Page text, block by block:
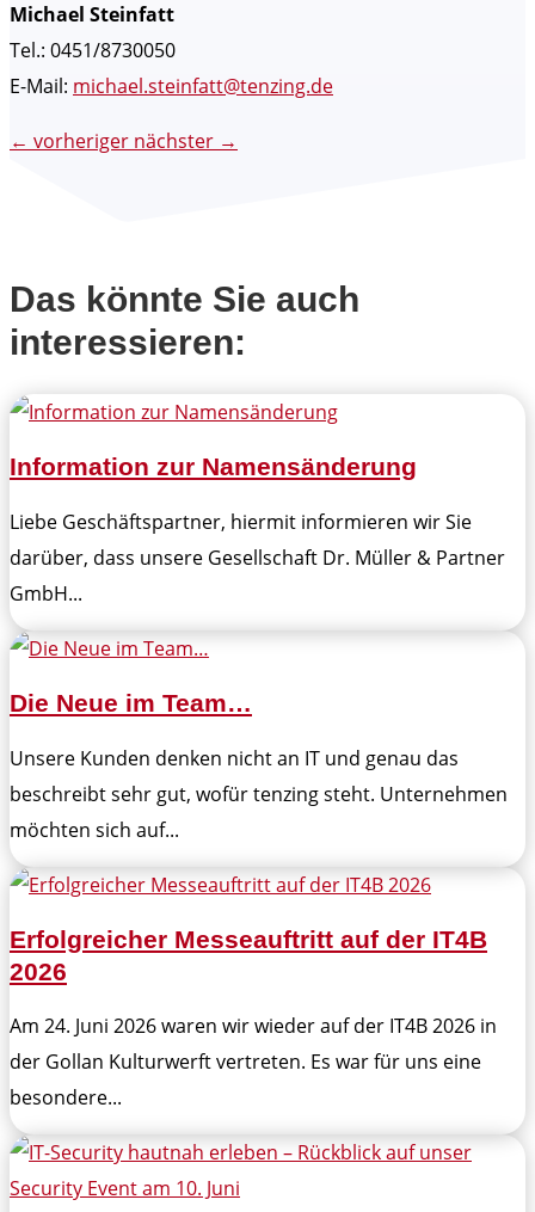
Michael Steinfatt
Tel.: 0451/8730050
E-Mail: michael.steinfatt@tenzing.de
← vorheriger nächster →
Das könnte Sie auch
interessieren:
Information zur Namensänderung
Liebe Geschäftspartner, hiermit informieren wir Sie
darüber, dass unsere Gesellschaft Dr. Müller & Partner
GmbH...
Die Neue im Team…
Unsere Kunden denken nicht an IT und genau das
beschreibt sehr gut, wofür tenzing steht. Unternehmen
möchten sich auf...
Erfolgreicher Messeauftritt auf der IT4B
2026
Am 24. Juni 2026 waren wir wieder auf der IT4B 2026 in
der Gollan Kulturwerft vertreten. Es war für uns eine
besondere...